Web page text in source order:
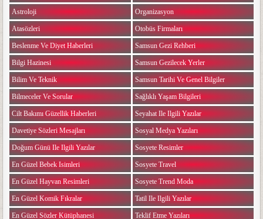
Astroloji
Atasözleri
Beslenme Ve Diyet Haberleri
Bilgi Hazinesi
Bilim Ve Teknik
Bilmeceler Ve Sorular
Cilt Bakımı Güzellik Haberleri
Davetiye Sözleri Mesajları
Doğum Günü Ile Ilgili Yazılar
En Güzel Bebek Isimleri
En Güzel Hayvan Resimleri
En Güzel Komik Fıkralar
En Güzel Sözler Kütüphanesi
Organizasyon
Otobüs Firmaları
Samsun Gezi Rehberi
Samsun Gezilecek Yerler
Samsun Tarihi Ve Genel Bilgiler
Sağlıklı Yaşam Bilgileri
Seyahat Ile Ilgili Yazılar
Sosyal Medya Yazıları
Sosyete Resimler
Sosyete Travel
Sosyete Trend Moda
Tatil Ile Ilgili Yazılar
Teklif Etme Yazıları